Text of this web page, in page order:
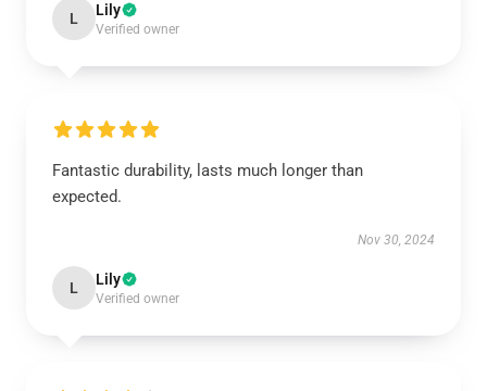
L Lily
Verified owner
Fantastic durability, lasts much longer than
expected.
Nov 30, 2024
L Lily
Verified owner